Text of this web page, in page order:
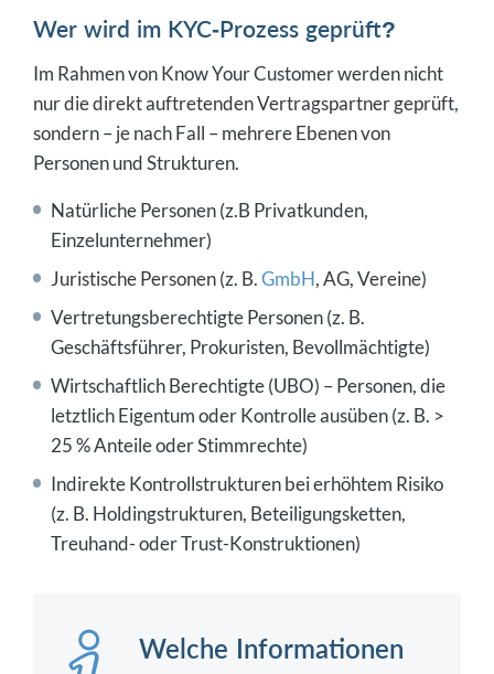
Wer wird im KYC-Prozess geprüft?
Im Rahmen von Know Your Customer werden nicht
nur die direkt auftretenden Vertragspartner geprüft,
sondern – je nach Fall – mehrere Ebenen von
Personen und Strukturen.
Natürliche Personen (z.B Privatkunden,
Einzelunternehmer)
Juristische Personen (z. B.GmbH, AG, Vereine)
Vertretungsberechtigte Personen (z. B.
Geschäftsführer, Prokuristen, Bevollmächtigte)
Wirtschaftlich Berechtigte (UBO) – Personen, die
letztlich Eigentum oder Kontrolle ausüben (z. B. >
25 % Anteile oder Stimmrechte)
Indirekte Kontrollstrukturen bei erhöhtem Risiko
(z. B. Holdingstrukturen, Beteiligungsketten,
Treuhand- oder Trust-Konstruktionen)
Welche Informationen